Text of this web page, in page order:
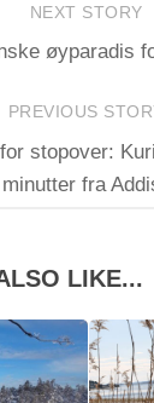
NEXT STORY
øyparadis
PREVIOUS
stopover:
fra
LIKE...